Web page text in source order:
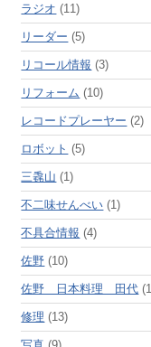
ラジオ (11)
リーダー (5)
リコール情報 (3)
リフォーム (10)
レコードプレーヤー (2)
ロボット (5)
三毳山 (1)
不二味せんべい (1)
不具合情報 (4)
佐野 (10)
佐野 日本料理 田代
修理 (13)